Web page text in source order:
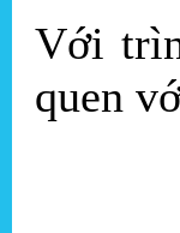
Với
quen